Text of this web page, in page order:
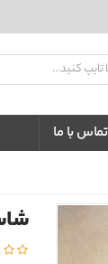
تماس با ما